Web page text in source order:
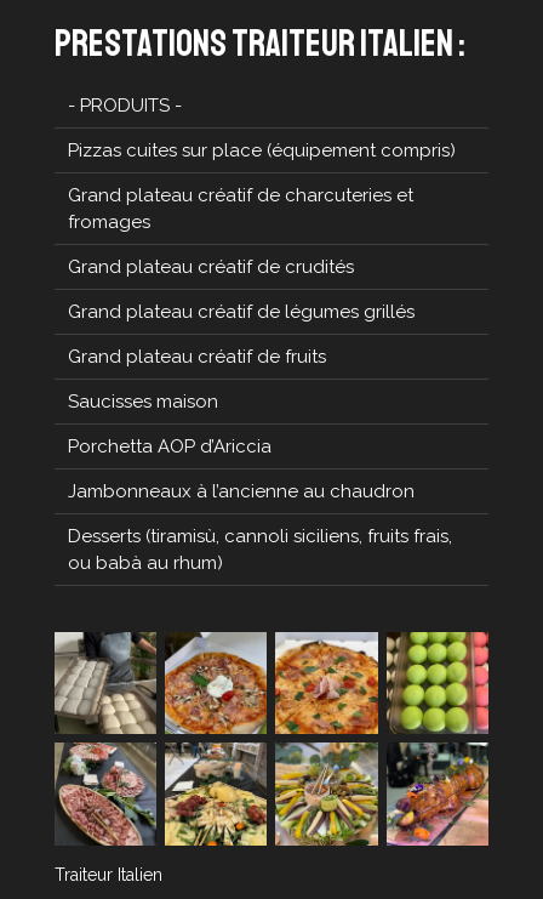
prestations traiteur italien :
- PRODUITS -
Pizzas cuites sur place (équipement compris)
Grand plateau créatif de charcuteries et
fromages
Grand plateau créatif de crudités
Grand plateau créatif de légumes grillés
Grand plateau créatif de fruits
Saucisses maison
Porchetta AOP d’Ariccia
Jambonneaux à l’ancienne au chaudron
Desserts (tiramisù, cannoli siciliens, fruits frais,
ou babà au rhum)
Traiteur Italien